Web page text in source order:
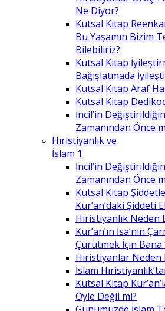
Ne Diyor?
Kutsal Kitap
Bu Yaşamın Bizim
Bilebiliriz?
Kutsal Kitap
Bağışlatmada
Kutsal Kitap Araf
Kutsal Kitap
İncil’in
Zamanından Önce
Hıristiyanlık ve
İslam 1
İncil’in
Zamanından Önce
Kutsal Kitap
Kur’an’daki Şiddeti
Hıristiyanlık Neden
Kur’an’ın İsa’nın
Çürütmek İçin Bana
Hıristiyanlar Neden
İslam
Kutsal Kitap
Öyle Değil mi?